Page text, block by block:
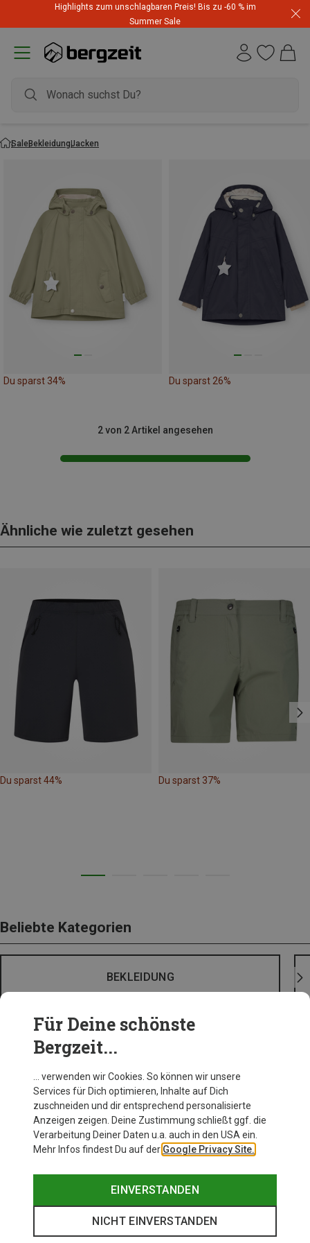
Highlights zum unschlagbaren Preis! Bis zu -60 % im
Summer Sale
SaleBekleidungJacken
Du sparst 34% Du sparst 26%
2 von 2 Artikel angesehen
Ähnliche wie zuletzt gesehen
Du sparst 44% Du sparst 37%
Beliebte Kategorien
BEKLEIDUNG
Für Deine schönste
Bergzeit...
… verwenden wir Cookies. So können wir unsere
Services für Dich optimieren, Inhalte auf Dich
zuschneiden und dir entsprechend personalisierte
Anzeigen zeigen. Deine Zustimmung schließt ggf. die
Verarbeitung Deiner Daten u.a. auch in den USA ein.
Mehr Infos findest Du auf der Google Privacy Site.
EINVERSTANDEN
NICHT EINVERSTANDEN